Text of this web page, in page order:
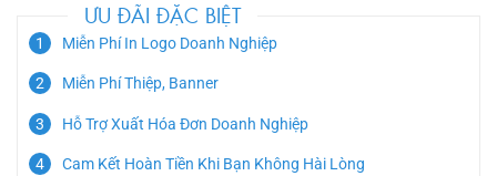
ƯU ĐÃI ĐẶC BIỆT
Miễn Phí In Logo Doanh Nghiệp
Miễn Phí Thiệp, Banner
Hỗ Trợ Xuất Hóa Đơn Doanh Nghiệp
Cam Kết Hoàn Tiền Khi Bạn Không Hài Lòng